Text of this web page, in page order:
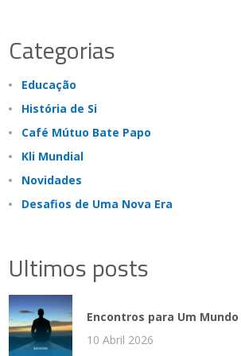
Categorias
Educação
História de Si
Café Mútuo Bate Papo
Kli Mundial
Novidades
Desafios de Uma Nova Era
Ultimos posts
Encontros para Um
10 Abril 2026